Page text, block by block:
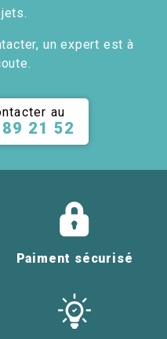
un expert est à
au
21 52
Paiment sécurisé